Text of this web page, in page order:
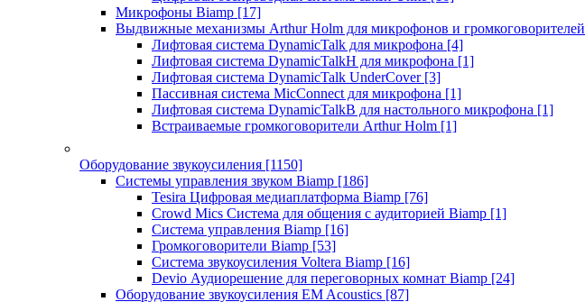
Микрофоны Biamp [17]
Выдвижные механизмы Arthur Holm для микрофонов и громкоговорителей
Лифтовая система DynamicTalk для микрофона [4]
Лифтовая система DynamicTalkH для микрофона [1]
Лифтовая система DynamicTalk UnderCover [3]
Пассивная система MicConnect для микрофона [1]
Лифтовая система DynamicTalkB для настольного микрофона [1]
Встраиваемые громкоговорители Arthur Holm [1]
Оборудование звукоусиления [1150]
Системы управления звуком Biamp [186]
Tesira Цифровая медиаплатформа Biamp [76]
Crowd Mics Система для общения с аудиторией Biamp [1]
Система управления Biamp [16]
Громкоговорители Biamp [53]
Система звукоусиления Voltera Biamp [16]
Devio Аудиорешение для переговорных комнат Biamp [24]
Оборудование звукоусиления EM Acoustics [87]